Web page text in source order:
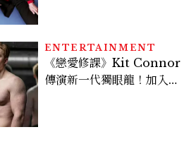
ENTERTAINMENT
《戀愛修課》Kit Connor
傳演新一代獨眼龍！加入新